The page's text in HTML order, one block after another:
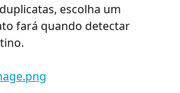
escolha um
fará quando detectar